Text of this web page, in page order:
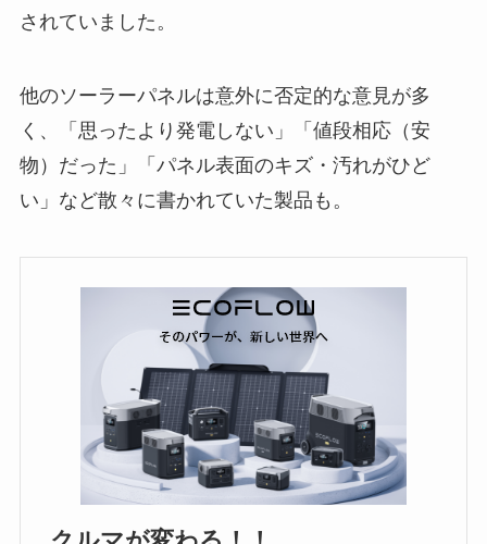
されていました。
他のソーラーパネルは意外に否定的な意見が多
く、「思ったより発電しない」「値段相応（安
物）だった」「パネル表面のキズ・汚れがひど
い」など散々に書かれていた製品も。